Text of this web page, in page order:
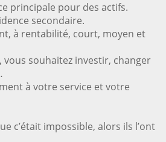
principale pour des actifs.
secondaire.
à rentabilité, court, moyen et
vous souhaitez investir, changer
à votre service et votre
c’était impossible, alors ils l’ont